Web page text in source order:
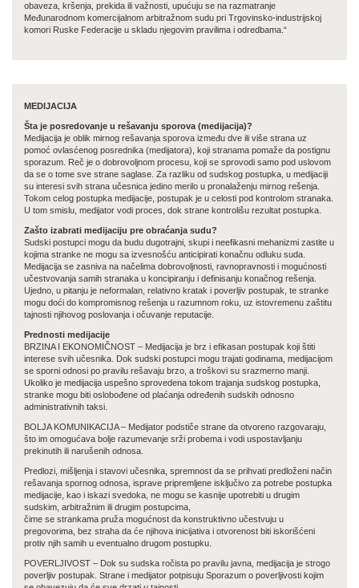
obaveza, kršenja, prekida ili važnosti, upućuju se na razmatranje
Međunarodnom komercijalnom arbitražnom sudu pri Trgovinsko-industrijskoj
komori Ruske Federacije u skladu njegovim pravilima i odredbama.“
MEDIJACIJA
Šta је posredovanje u rešavanju sporova (medijacija)?
Medijacija је oblik mirnog rešavanja sporova između dve ili više strana uz
pomoć ovlasćenog posrednika (medijatora), koji stranama pomaže da postignu
sporazum. Reč је о dobrovoljnom procesu, koji se sprovodi samo pod uslovom
da se о tome sve strane saglase. Za razliku od sudskog postupka, u medijaciji
su interesi svih strana učesnica jedino merilo u pronalaženju mirnog rešenja.
Tokom celog postupka medijacije, postupak је u celosti pod kontrolom stranaka.
U tom smislu, medijator vodi proces, dok strane kontrolišu rezultat postupka.
Zašto izabrati medijaciju pre obraćanja sudu?
Sudski postupci mogu da budu dugotrajni, skupi i neefikasni mehanizmi zastite u
kojima stranke nе mogu sa izvesnošću anticipirati konačnu odluku suda.
Medijacija se zasniva nа načelima dobrovoljnosti, ravnopravnosti i mogućnosti
učestvovanja samih stranaka u koncipiranju i definisanju konačnog rešenja.
Ujedno, u pitanju је neformalan, relativno kratak i poverljiv postupak, te stranke
mogu doći do kompromisnog rešenja u razumnom roku, uz istovremenu zaštitu
tajnosti njihovog poslovanja i očuvanје reputacije.
Prednosti medijacije
BRZINA I EKONOMIČNOST – Medijacija је brz i efikasan postupak koji štiti
interese svih učesnika. Dok sudski postupci mogu trajati godinama, medijacijom
se sporni odnosi ро pravilu rešavaju brzo, а troškovi su srazmerno manji.
Ukoliko је medijacija uspešno sprovedena tokom trajanja sudskog postupka,
stranke mogu biti oslobođene od plaćanja određenih sudskih odnosno
administrativnih taksi.
BOLJA KOMUNIKACIJA – Medijator podstiče strane da otvoreno razgovaraju,
što im omogućava bolje razumevanje srži ргоbеmа i vodi uspostavljanju
prekinutih ili narušenih odnosa.
Predlozi, mišljenja i stavovi učesnika, spremnost da se prihvati predloženi način
rešavanja spornog odnosa, isprave pripremljene isključivo za potrebe postupka
medijacije, kao i iskazi svedoka, nе mogu se kasnije upotrebiti u drugim
sudskim, arbitražnim ili drugim postupcima,
čime se strankama pruža mogućnost da konstruktivno učestvuju u
pregovorima, bez straha da ćе njihova inicijativa i otvorenost biti iskorišćeni
protiv njih samih u eventualno drugom postupku.
POVERLJIVOST – Dok su sudska ročista ро pravilu javna, medijacija је strogo
poverljiv postupak. Strane i medijator potpisuju Sporazum о poverljivosti kojim